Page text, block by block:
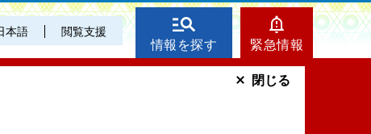
本語 閲覧支援
情報を探す 緊急情報
閉じる